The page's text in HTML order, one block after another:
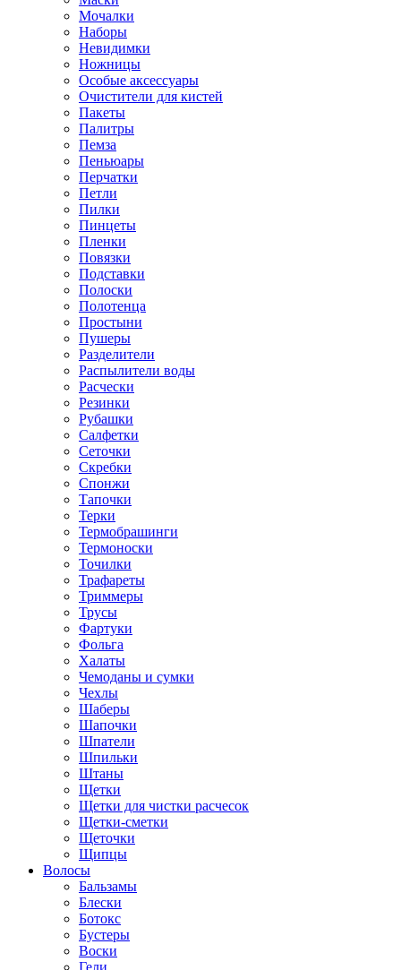
Мочалки
Наборы
Невидимки
Ножницы
Особые аксессуары
Очистители для кистей
Пакеты
Палитры
Пемза
Пеньюары
Перчатки
Петли
Пилки
Пинцеты
Пленки
Повязки
Подставки
Полоски
Полотенца
Простыни
Пушеры
Разделители
Распылители воды
Расчески
Резинки
Рубашки
Салфетки
Сеточки
Скребки
Спонжи
Тапочки
Терки
Термобрашинги
Термоноски
Точилки
Трафареты
Триммеры
Трусы
Фартуки
Фольга
Халаты
Чемоданы и сумки
Чехлы
Шаберы
Шапочки
Шпатели
Шпильки
Штаны
Щетки
Щетки для чистки расчесок
Щетки-сметки
Щеточки
Щипцы
Волосы
Бальзамы
Блески
Ботокс
Бустеры
Воски
Гели